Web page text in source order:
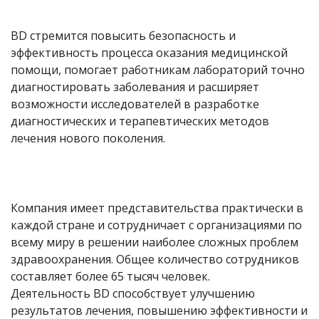
BD стремится повысить безопасность и
эффективность процесса оказания медицинской
помощи, помогает работникам лабораторий точно
диагностировать заболевания и расширяет
возможности исследователей в разработке
диагностических и терапевтических методов
лечения нового поколения.
Компания имеет представительства практически в
каждой стране и сотрудничает с организациями по
всему миру в решении наиболее сложных проблем
здравоохранения. Общее количество сотрудников
составляет более 65 тысяч человек.
Деятельность BD способствует улучшению
результатов лечения, повышению эффективности и